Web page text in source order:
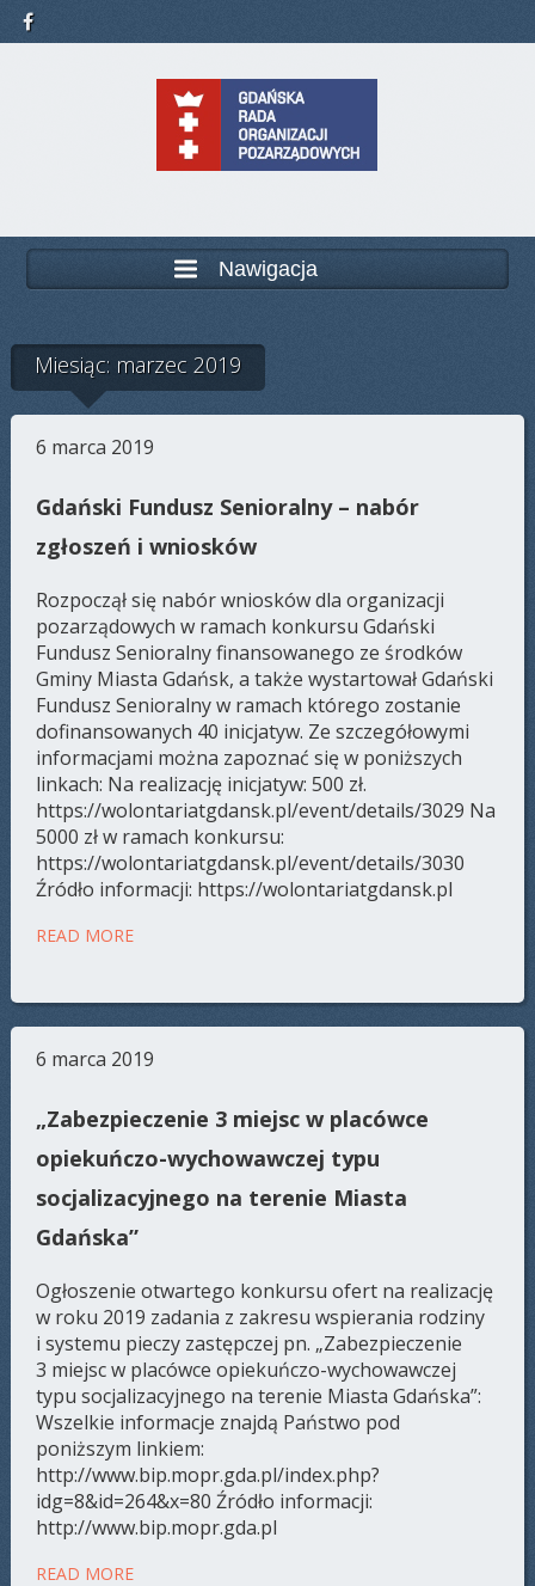
Nawigacja
Miesiąc: marzec 2019
6 marca 2019
Gdański Fundusz Senioralny – nabór
zgłoszeń i wniosków
Rozpoczął się nabór wniosków dla organizacji
pozarządowych w ramach konkursu Gdański
Fundusz Senioralny finansowanego ze środków
Gminy Miasta Gdańsk, a także wystartował Gdański
Fundusz Senioralny w ramach którego zostanie
dofinansowanych 40 inicjatyw. Ze szczegółowymi
informacjami można zapoznać się w poniższych
linkach: Na realizację inicjatyw: 500 zł.
https://wolontariatgdansk.pl/event/details/3029 Na
5000 zł w ramach konkursu:
https://wolontariatgdansk.pl/event/details/3030
Źródło informacji: https://wolontariatgdansk.pl
READ MORE
6 marca 2019
„Zabezpieczenie 3 miejsc w placówce
opiekuńczo-wychowawczej typu
socjalizacyjnego na terenie Miasta
Gdańska”
Ogłoszenie otwartego konkursu ofert na realizację
w roku 2019 zadania z zakresu wspierania rodziny
i systemu pieczy zastępczej pn. „Zabezpieczenie
3 miejsc w placówce opiekuńczo-wychowawczej
typu socjalizacyjnego na terenie Miasta Gdańska”:
Wszelkie informacje znajdą Państwo pod
poniższym linkiem:
http://www.bip.mopr.gda.pl/index.php?
idg=8&id=264&x=80 Źródło informacji:
http://www.bip.mopr.gda.pl
READ MORE